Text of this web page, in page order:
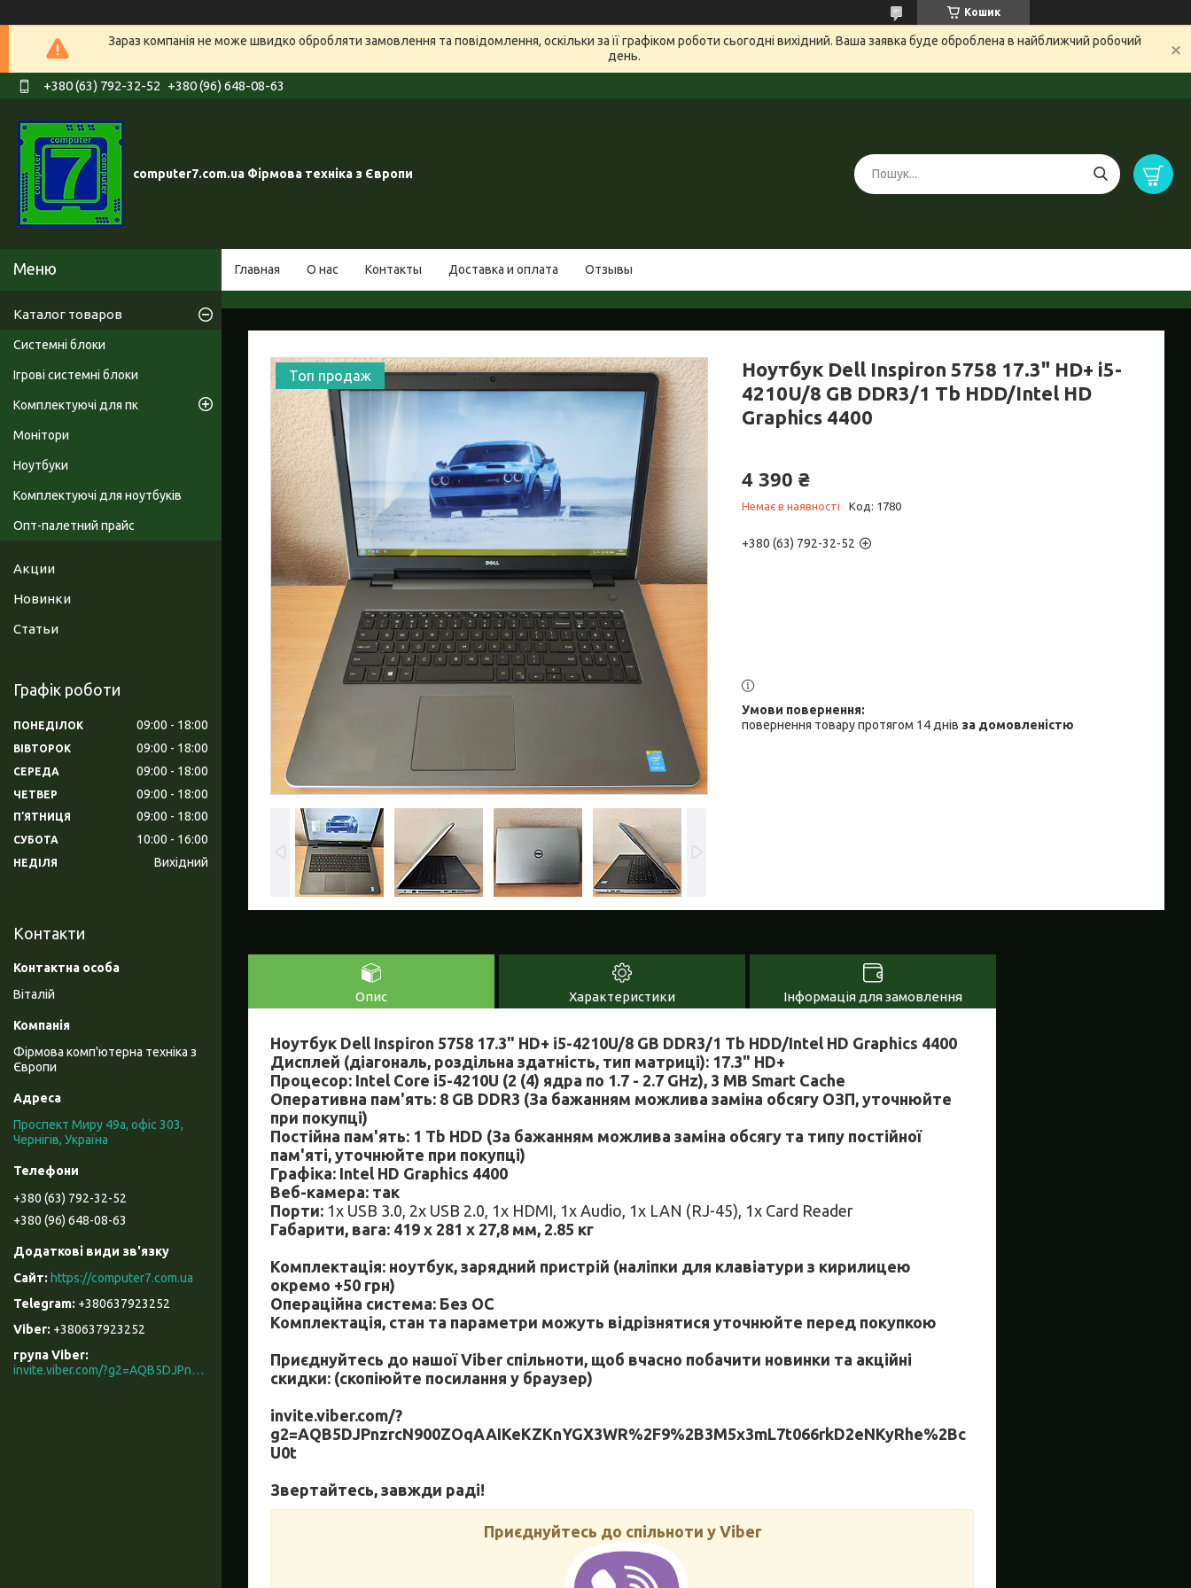
Кошик
Зараз компанія не може швидко обробляти замовлення та повідомлення, оскільки за її графіком роботи сьогодні вихідний. Ваша заявка буде оброблена в найближчий робочий
день.
+380 (63) 792-32-52 +380 (96) 648-08-63
computer7.com.ua Фірмова техніка з Європи
Главная О нас Контакты Доставка и оплата Отзывы
Топ продаж
Ноутбук Dell Inspiron 5758 17.3" HD+ i5-
4210U/8 GB DDR3/1 Tb HDD/Intel HD
Graphics 4400
4 390 ₴
Немає в наявності Код: 1780
+380 (63) 792-32-52
повернення товару протягом 14 днів за домовленістю
Опис Характеристики Інформація для замовлення
Ноутбук Dell Inspiron 5758 17.3" HD+ i5-4210U/8 GB DDR3/1 Tb HDD/Intel HD Graphics 4400
Дисплей (діагональ, роздільна здатність, тип матриці): 17.3" HD+
Процесор: Intel Core i5-4210U (2 (4) ядра по 1.7 - 2.7 GHz), 3 MB Smart Cache
Оперативна пам'ять: 8 GB DDR3 (За бажанням можлива заміна обсягу ОЗП, уточнюйте
при покупці)
Постійна пам'ять: 1 Tb HDD (За бажанням можлива заміна обсягу та типу постійної
пам'яті, уточнюйте при покупці)
Графіка: Intel HD Graphics 4400
Веб-камера: так
Порти: 1x USB 3.0, 2x USB 2.0, 1x HDMI, 1x Audio, 1x LAN (RJ-45), 1x Card Reader
Габарити, вага: 419 x 281 x 27,8 мм, 2.85 кг
Комплектація: ноутбук, зарядний пристрій (наліпки для клавіатури з кирилицею
окремо +50 грн)
Операційна система: Без ОС
Комплектація, стан та параметри можуть відрізнятися уточнюйте перед покупкою
Приєднуйтесь до нашої Viber спільноти, щоб вчасно побачити новинки та акційні
скидки: (скопіюйте посилання у браузер)
invite.viber.com/?
g2=AQB5DJPnzrcN900ZOqAAIKeKZKnYGX3WR%2F9%2B3M5x3mL7t066rkD2eNKyRhe%2Bc
U0t
Звертайтесь, завжди раді!
Приєднуйтесь до спільноти у Viber
Каталог товаров
Системні блоки
Ігрові системні блоки
Комплектуючі для пк
Монітори
Ноутбуки
Комплектуючі для ноутбуків
Опт-палетний прайс
Акции
Новинки
Статьи
Графік роботи
ПОНЕДІЛОК 09:00 18:00
ВІВТОРОК 09:00 18:00
СЕРЕДА 09:00 18:00
ЧЕТВЕР 09:00 18:00
ПʼЯТНИЦЯ 09:00 18:00
СУБОТА 10:00 16:00
НЕДІЛЯ Вихідний
Контакти
Віталій
Фірмова комп'ютерна техніка з
Європи
Проспект Миру 49а, офіс 303,
Чернігів, Україна
+380 (63) 792-32-52
+380 (96) 648-08-63
https://computer7.com.ua
+380637923252
+380637923252
група Viber
invite.viber.com/?g2=AQB5DJPnzrcN900ZOqAAIKeKZKnYGX3WR%2F9%2B3M5x3mL7t066rkD2eNKyRhe%2BcU0t